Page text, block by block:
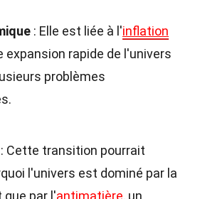
: Elle est liée à l'inflation
expansion rapide de l'univers
problèmes
: Cette transition pourrait
l'univers est dominé par la
par l'antimatière, un